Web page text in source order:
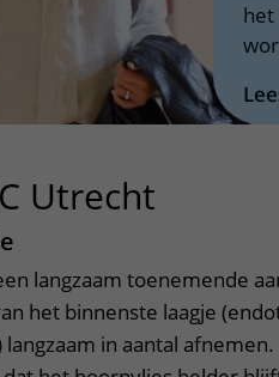
het
Utrecht
langzaam toenemende
het binnenste laagje
in aantal